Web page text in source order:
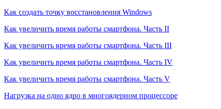
Как создать точку восстановления Windows
Как увеличить время работы смартфона. Часть II
Как увеличить время работы смартфона. Часть III
Как увеличить время работы смартфона. Часть IV
Как увеличить время работы смартфона. Часть V
Нагрузка на одно ядро в многоядерном процессоре